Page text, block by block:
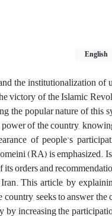
English
the institutionalization of
victory of the Islamic
the popular nature of this
of the country,
of people's
(RA) is emphasized.
orders and
This article, by
seeks to answer the
by increasing the